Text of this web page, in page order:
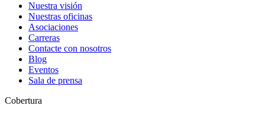
Nuestra visión
Nuestras oficinas
Asociaciones
Carreras
Contacte con nosotros
Blog
Eventos
Sala de prensa
Cobertura